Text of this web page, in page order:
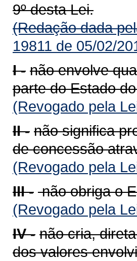
9º desta Lei.
(Redação dada
19811 de 05/02/
I - não envolve
parte do Estado
(Revogado pela
II - não significa
de concessão
(Revogado pela
III - não obriga o
(Revogado pela
IV - não cria,
dos valores